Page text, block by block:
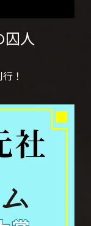
人
！